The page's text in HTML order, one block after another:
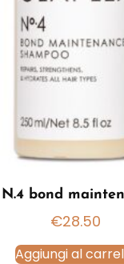
bond
€28.50
Aggiungi al